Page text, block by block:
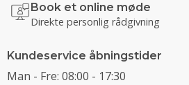
Book et online møde
Direkte personlig rådgivning
Kundeservice åbningstider
Man - Fre: 08:00 - 17:30